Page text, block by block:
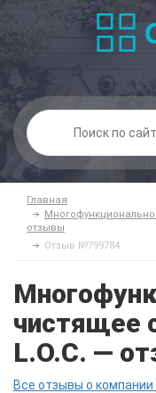
Главная
отзывы
Отзыв №799784
чистящее
L.O.C. —
Все отзывы о